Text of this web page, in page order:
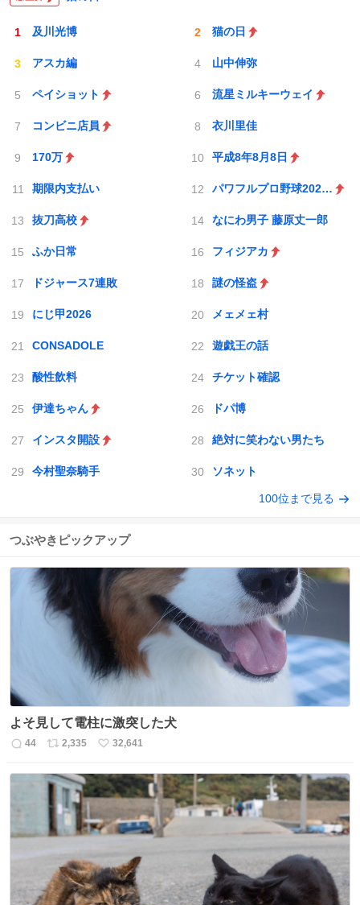
及川光博 猫の日
アスカ編 山中伸弥
ペイショット 流星ミルキーウェイ
コンビニ店員 衣川里佳
170万 平成8年8月8日
期限内支払い パワフルプロ野球2026-2027
抜刀高校 なにわ男子 藤原丈一郎
ふか日常 フィジアカ
ドジャース7連敗 謎の怪盗
にじ甲2026 メェメェ村
CONSADOLE 遊戯王の話
酸性飲料 チケット確認
伊達ちゃん ドパ博
インスタ開設 絶対に笑わない男たち
今村聖奈騎手 ソネット
100位まで見る
つぶやきピックアップ
よそ見して電柱に激突した犬
返
数
44
リ
ス
ト
数
2,335
い
ね
数
32,641